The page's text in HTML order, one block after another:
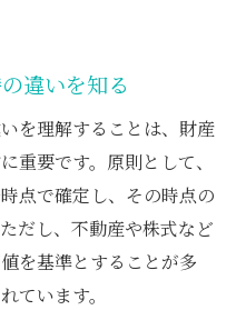
違いを知る
を理解することは、財産
重要です。原則として、
点で確定し、その時点の
だし、不動産や株式など
を基準とすることが多
ています。